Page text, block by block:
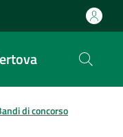
di concorso